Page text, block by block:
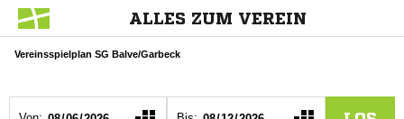
ALLES ZUM VEREIN
Vereinsspielplan SG Balve/Garbeck